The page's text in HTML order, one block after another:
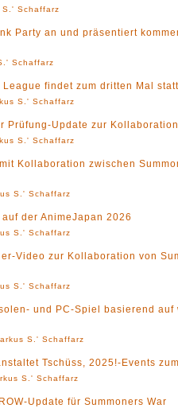
S.' Schaffarz
Party an und präsentiert
Schaffarz
findet zum dritten Mal statt
S.' Schaffarz
Prüfung-Update zur Kollaboration
S.' Schaffarz
Kollaboration zwischen
S.' Schaffarz
der AnimeJapan 2026
S.' Schaffarz
Video zur Kollaboration von
S.' Schaffarz
und PC-Spiel basierend
S.' Schaffarz
Tschüss, 2025!-Events
S.' Schaffarz
Update für Summoners War